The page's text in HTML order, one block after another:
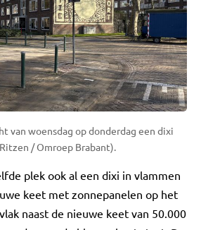
van woensdag op donderdag een dixi
/ Omroep Brabant).
plek ook al een dixi in vlammen
keet met zonnepanelen op het
naast de nieuwe keet van 50.000